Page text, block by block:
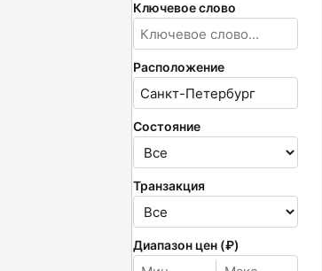
Ключевое слово
Расположение
Состояние
Транзакция
Диапазон цен (₽)